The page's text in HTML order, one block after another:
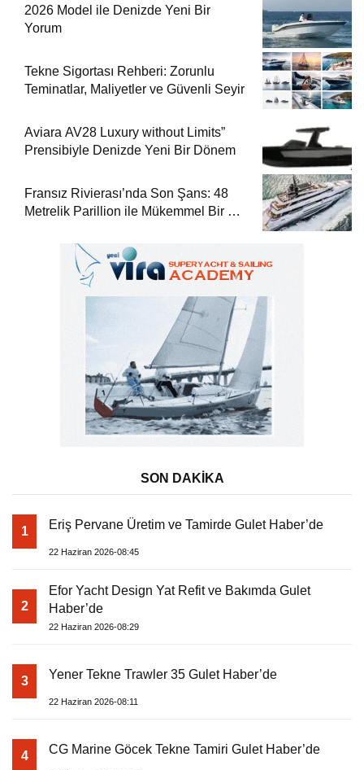
2026 Model ile Denizde Yeni Bir
Yorum
Tekne Sigortası Rehberi: Zorunlu
Teminatlar, Maliyetler ve Güvenli Seyir
Aviara AV28 Luxury without Limits”
Prensibiyle Denizde Yeni Bir Dönem
Fransız Rivierası’nda Son Şans: 48
Metrelik Parillion ile Mükemmel Bir Yat
SON DAKİKA
1 Eriş Pervane Üretim ve Tamirde Gulet Haber’de
22 Haziran 2026-08:45
2
Efor Yacht Design Yat Refit ve Bakımda Gulet
Haber’de
22 Haziran 2026-08:29
3 Yener Tekne Trawler 35 Gulet Haber’de
22 Haziran 2026-08:11
4 CG Marine Göcek Tekne Tamiri Gulet Haber’de